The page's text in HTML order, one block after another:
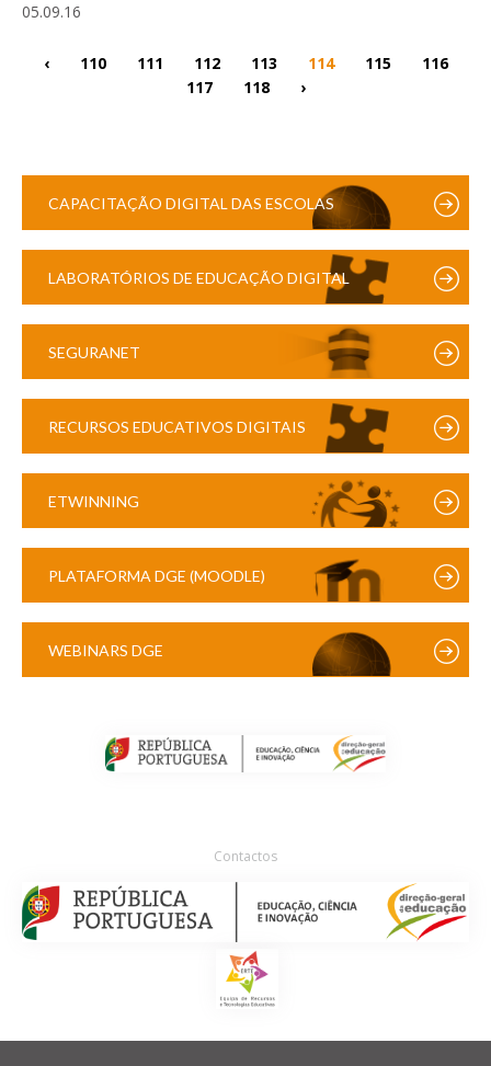
05.09.16
‹ 110 111 112 113 114 115
116
117
118 ›
CAPACITAÇÃO DIGITAL DAS ESCOLAS
LABORATÓRIOS DE EDUCAÇÃO DIGITAL
SEGURANET
RECURSOS EDUCATIVOS DIGITAIS
ETWINNING
PLATAFORMA DGE (MOODLE)
WEBINARS DGE
Contactos